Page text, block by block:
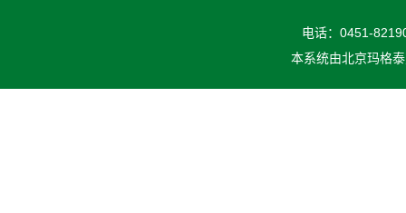
电话：0451-
本系统由北京玛格